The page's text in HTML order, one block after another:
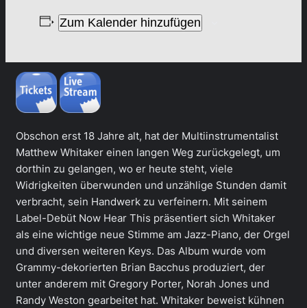
Zum Kalender hinzufügen
Obschon erst 18 Jahre alt, hat der Multiinstrumentalist
Matthew Whitaker einen langen Weg zurückgelegt, um
dorthin zu gelangen, wo er heute steht, viele
Widrigkeiten überwunden und unzählige Stunden damit
verbracht, sein Handwerk zu verfeinern. Mit seinem
Label-Debüt Now Hear This präsentiert sich Whitaker
als eine wichtige neue Stimme am Jazz-Piano, der Orgel
und diversen weiteren Keys. Das Album wurde vom
Grammy-dekorierten Brian Bacchus produziert, der
unter anderem mit Gregory Porter, Norah Jones und
Randy Weston gearbeitet hat. Whitaker beweist kühnen